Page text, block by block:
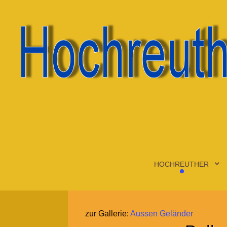
HOCHREUTHER
zur Gallerie:Aussen Geländer